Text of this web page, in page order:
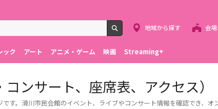
検索
地域から探す 会
ック アート アニメ・ゲーム 映画 Streaming+
ンサート、座席表、アクセス）
す。滑川市民会館のイベント、ライブやコンサート情報を確認でき、オ